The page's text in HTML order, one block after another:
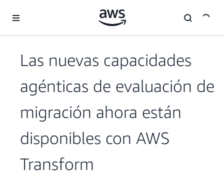
Las nuevas capacidades
agénticas de evaluación de
migración ahora están
disponibles con AWS
Transform